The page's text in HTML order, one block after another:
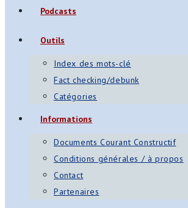
Podcasts
Outils
Index des mots-clé
Fact checking/debunk
Catégories
Informations
Documents Courant Constructif
Conditions générales / à propos
Contact
Partenaires